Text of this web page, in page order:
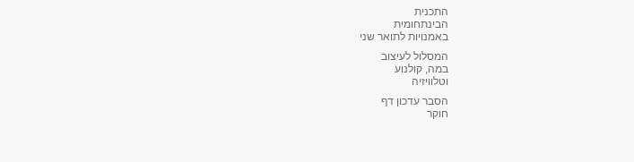
התכנית
הבינתחומית
באמנויות לתואר שני
המסלול לעיצוב
במה, קולנוע
וטלוויזיה
הסבר עדכון דף
חוקר